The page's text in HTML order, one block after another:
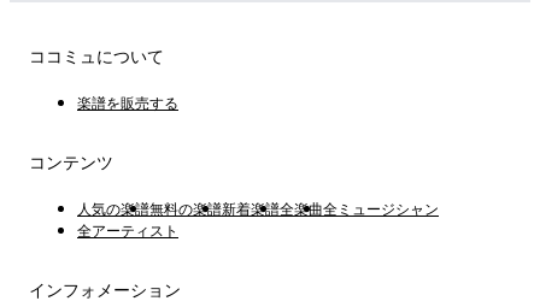
ココミュについて
楽譜を販売する
コンテンツ
人気の楽譜無料の楽譜新着楽譜全楽曲全ミュージシャン
全アーティスト
インフォメーション